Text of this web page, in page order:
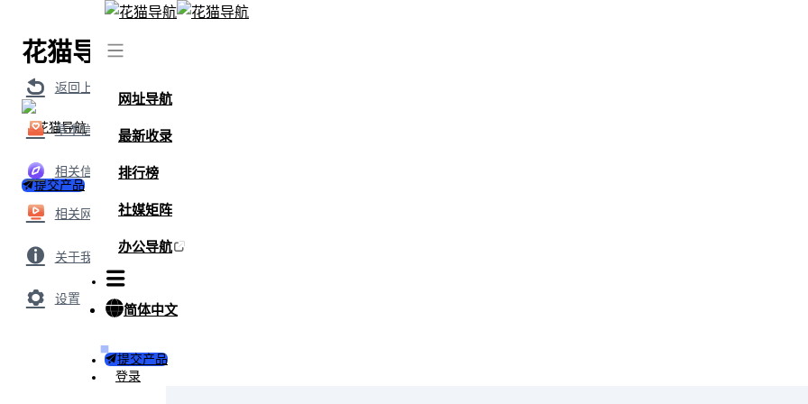
花猫导航
提交产品
返回上级
基本信息
相关信息
相关网站
关于我们
设置
网址导航
最新收录
排行榜
社媒矩阵
办公导航
简体中文
提交产品
登录